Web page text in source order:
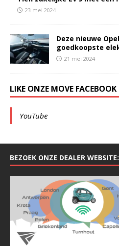
23 mei 2024
Deze nieuwe
goedkoopste
21 mei 2024
LIKE ONZE MOVE
YouTube
BEZOEK ONZE DEALER